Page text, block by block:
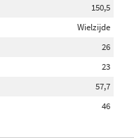
150,5
Wielzijde
26
23
57,7
46